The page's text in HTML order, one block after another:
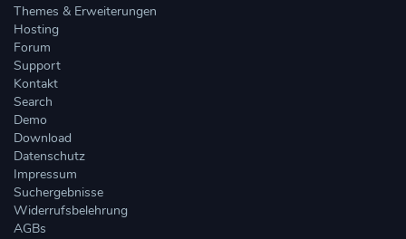
Themes & Erweiterungen
Hosting
Forum
Support
Kontakt
Search
Demo
Download
Datenschutz
Impressum
Suchergebnisse
Widerrufsbelehrung
AGBs